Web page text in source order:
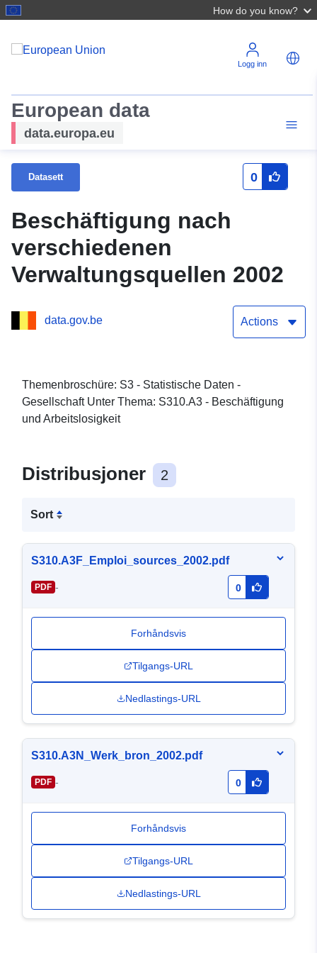
How do you know?
Logg inn
European data
data.europa.eu
Datasett 0
Beschäftigung nach
verschiedenen
Verwaltungsquellen 2002
data.gov.be Actions
Themenbroschüre: S3 - Statistische Daten -
Gesellschaft Unter Thema: S310.A3 - Beschäftigung
und Arbeitslosigkeit
Distribusjoner 2
Sort
S310.A3F_Emploi_sources_2002.pdf
PDF - 0
Forhåndsvis
Tilgangs-URL
Nedlastings-URL
S310.A3N_Werk_bron_2002.pdf
PDF - 0
Forhåndsvis
Tilgangs-URL
Nedlastings-URL